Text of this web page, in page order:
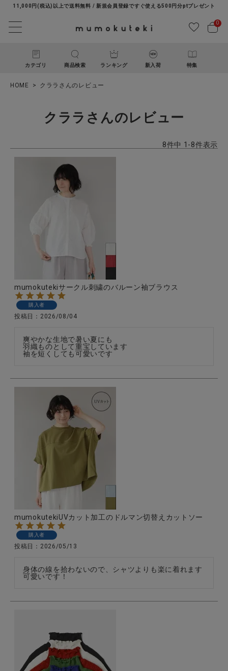
11,000円(税込)以上で送料無料 / 新規会員登録ですぐ使える500円分ptプレゼント
0
カテゴリ 商品検索 ランキング 新入荷 特集
ACCOUNT MENU
ようこそ ゲスト 様
ナチュラル服
生活雑貨
ギフト
ブランド
全ての商品
CONTENTS
ご利用ガイド
お問い合わせ
ショップリスト
HOME クララさんのレビュー
クララさんのレビュー
8件中 1 -8件表示
mumokutekiサークル刺繍のバルーン袖ブラウス
購入者
投稿日 2026/08/04
爽やかな生地で暑い夏にも
羽織ものとして重宝しています
袖を短くしても可愛いです
mumokutekiUVカット加工のドルマン切替えカットソー
購入者
投稿日 2026/05/13
身体の線を拾わないので、シャツよりも楽に着れます
可愛いです！